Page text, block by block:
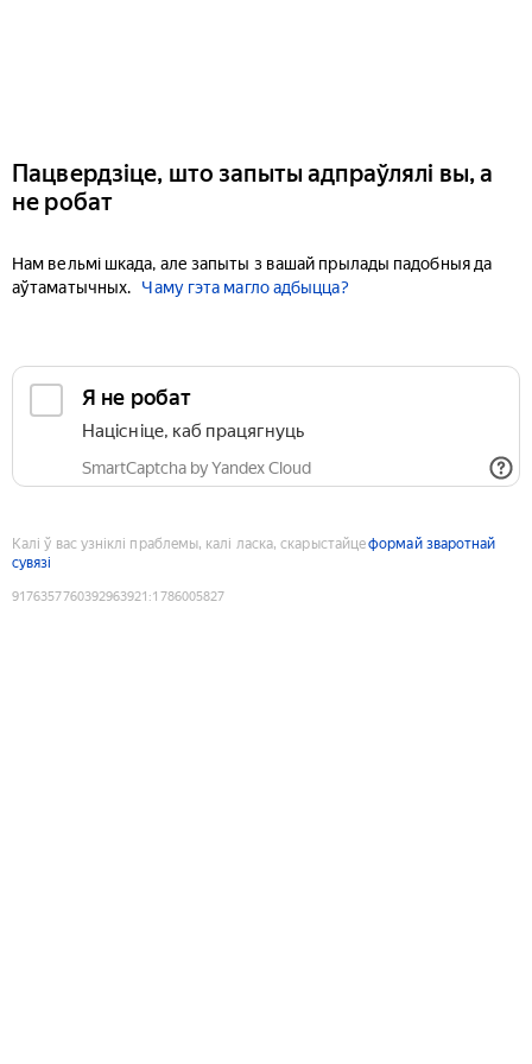
Пацвердзіце, што запыты адпраўлялі вы, а
не робат
Нам вельмі шкада, але запыты з вашай прылады падобныя да
аўтаматычных.
Чаму гэта магло адбыцца?
Я не робат
Націсніце, каб працягнуць
SmartCaptcha by Yandex Cloud
Калі ў вас узніклі праблемы, калі ласка, скарыстайцеформай зваротнай
сувязі
9176357760392963921 :1786005827